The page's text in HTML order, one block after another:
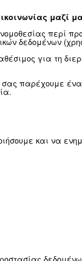
τη
να
να θίγει
σε
τυχόν
των
την